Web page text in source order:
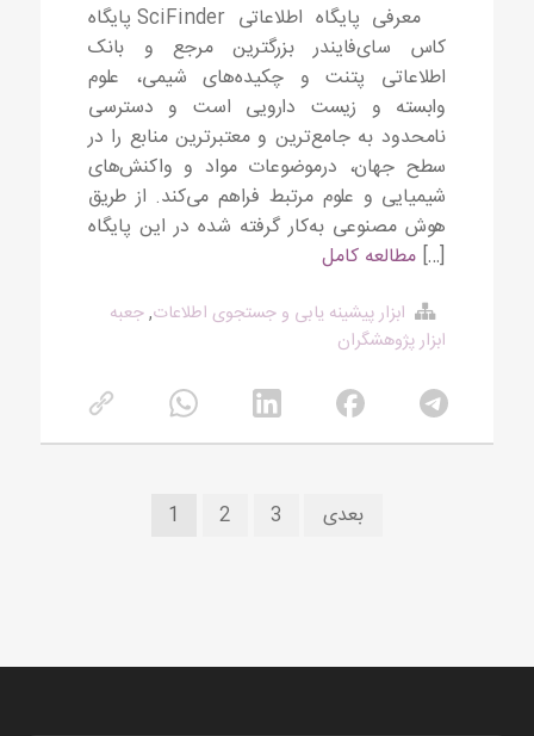
معرفی پایگاه اطلاعاتی SciFinder پایگاه
کاس سای‌فایندر بزرگترین مرجع و بانک
اطلاعاتی پتنت و چکیده‌های شیمی، علوم
وابسته و زیست دارویی است و دسترسی
نامحدود به جامع‌ترین و معتبرترین منابع را در
سطح جهان، درموضوعات مواد و واکنش‌های
شیمیایی و علوم مرتبط فراهم می‌کند. از طریق
هوش مصنوعی به‌کار گرفته شده در این پایگاه
[…]مطالعه کامل
ابزار پیشینه یابی و جستجوی اطلاعات,جعبه
ابزار پژوهشگران
1 2 3 بعدی